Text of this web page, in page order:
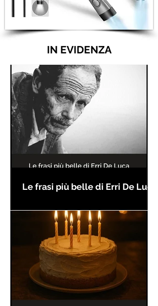
IN EVIDENZA
Le frasi più belle di Erri De Luca